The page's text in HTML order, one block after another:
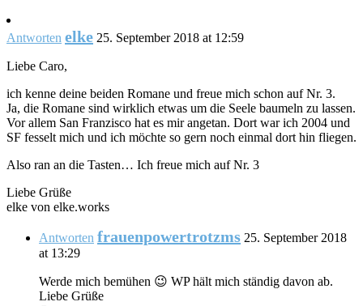
Antworten elke 25. September 2018 at 12:59
Liebe Caro,
ich kenne deine beiden Romane und freue mich schon auf Nr. 3.
Ja, die Romane sind wirklich etwas um die Seele baumeln zu lassen.
Vor allem San Franzisco hat es mir angetan. Dort war ich 2004 und
SF fesselt mich und ich möchte so gern noch einmal dort hin fliegen.
Also ran an die Tasten… Ich freue mich auf Nr. 3
Liebe Grüße
elke von elke.works
Antworten frauenpowertrotzms 25. September 2018
at 13:29
Werde mich bemühen 😉 WP hält mich ständig davon ab.
Liebe Grüße